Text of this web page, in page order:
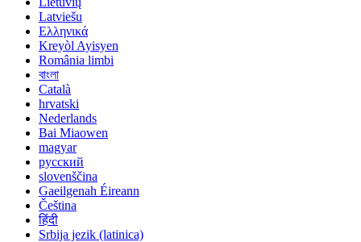
Latviešu
Ελληνικά
Kreyòl Ayisyen
România limbi
বাংলা
Català
hrvatski
Nederlands
Bai Miaowen
magyar
русский
slovenščina
Gaeilgenah Éireann
Čeština
हिंदी
Srbija jezik (latinica)